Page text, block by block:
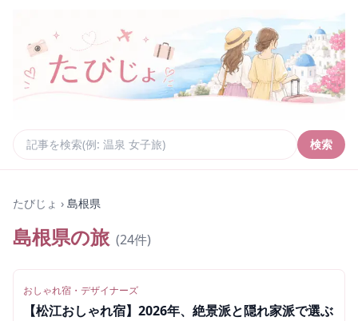
検索
たびじょ › 島根県
島根県の旅 (24件)
おしゃれ宿・デザイナーズ
【松江おしゃれ宿】2026年、絶景派と隠れ家派で選ぶ